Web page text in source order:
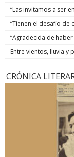
“Las invitamos a ser
“Tienen el desafío de
“Agradecida de
Entre vientos, lluvia y
CRÓNICA